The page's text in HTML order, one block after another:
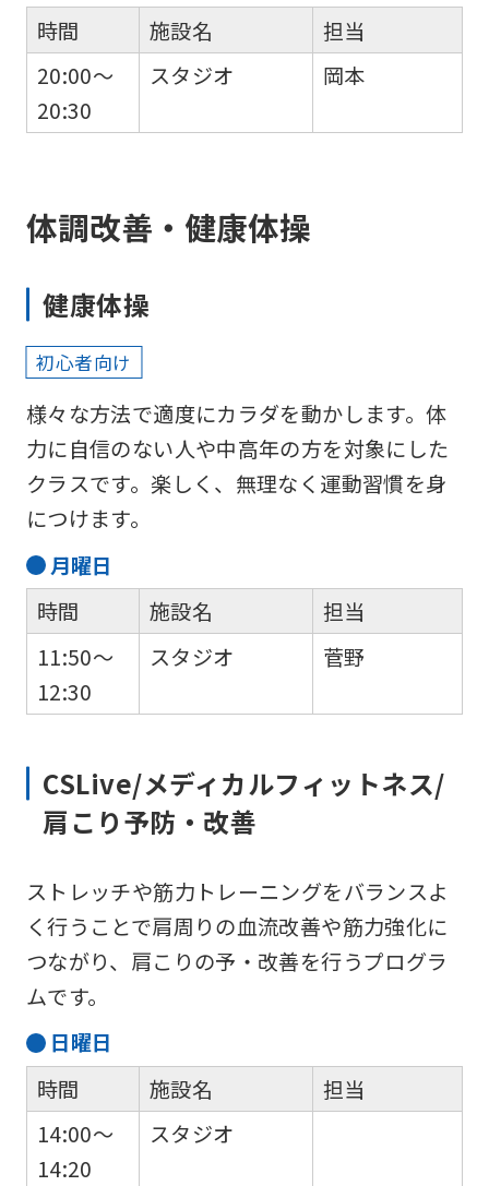
時間
20:00～
20:30
施設名
スタジオ
担当
岡本
体調改善・健康体操
健康体操
初心者向け
様々な方法で適度にカラダを動かします。体
力に自信のない人や中高年の方を対象にした
クラスです。楽しく、無理なく運動習慣を身
につけます。
月曜日
時間
11:50～
12:30
施設名
スタジオ
担当
菅野
CSLive/メディカルフィットネス/
肩こり予防・改善
ストレッチや筋力トレーニングをバランスよ
く行うことで肩周りの血流改善や筋力強化に
つながり、肩こりの予・改善を行うプログラ
ムです。
日曜日
時間
14:00～
14:20
施設名
スタジオ
担当